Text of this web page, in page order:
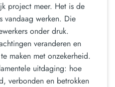
project meer. Het is de
vandaag werken. Die
onder druk.
veranderen en
maken met onzekerheid.
uitdaging: hoe
verbonden en betrokken